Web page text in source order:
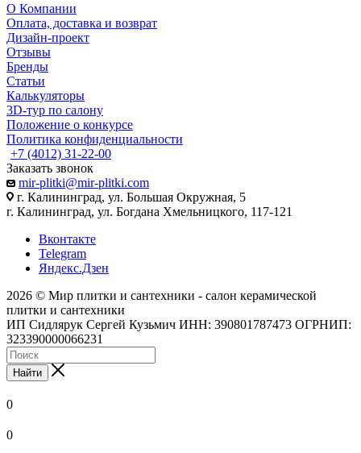
О Компании
Оплата, доставка и возврат
Дизайн-проект
Отзывы
Бренды
Статьи
Калькуляторы
3D-тур по салону
Положение о конкурсе
Политика конфиденциальности
+7 (4012) 31-22-00
Заказать звонок
mir-plitki@mir-plitki.com
г. Калининград, ул. Большая Окружная, 5
г. Калининград, ул. Богдана Хмельницкого, 117-121
Вконтакте
Telegram
Яндекс.Дзен
2026 © Мир плитки и сантехники - салон керамической
плитки и сантехники
ИП Сидлярук Сергей Кузьмич ИНН: 390801787473 ОГРНИП:
323390000066231
Найти
0
0